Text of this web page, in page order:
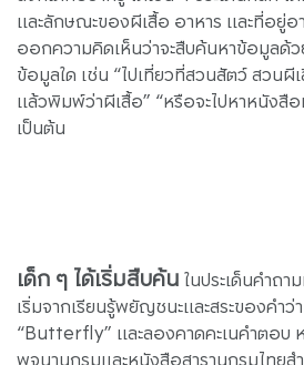
และลักษณะของผีเสื้อ อาหาร และที่อยู่
ออกความคิดเห็นว่าจะสืบค้นหาข้อมูลด้
ข้อมูลใด เช่น “ไปเที่ยวที่สวนสัตว์ สวนผี
แล้วพิมพ์ว่าผีเสื้อ” “หรือจะไปหาหนังสือ
เป็นต้น
เด็ก ๆ ได้เริ่มสืบค้นในประเด็นคำถา
เริ่มจากเรียนรู้พยัญชนะและสระของคำว่
“Butterfly” และลองคาดคะเนคำตอบ